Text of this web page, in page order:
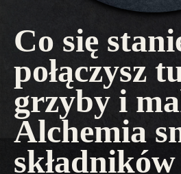
Co się
połączysz
grzyby i
Alchemia
składników